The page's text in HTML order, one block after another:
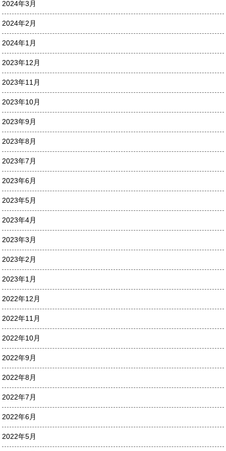
2024年3月
2024年2月
2024年1月
2023年12月
2023年11月
2023年10月
2023年9月
2023年8月
2023年7月
2023年6月
2023年5月
2023年4月
2023年3月
2023年2月
2023年1月
2022年12月
2022年11月
2022年10月
2022年9月
2022年8月
2022年7月
2022年6月
2022年5月